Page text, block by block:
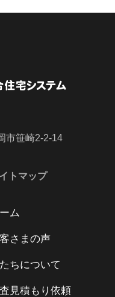
市笹崎2-2-14
トマップ
ム
さまの声
ちについて
見積もり依頼